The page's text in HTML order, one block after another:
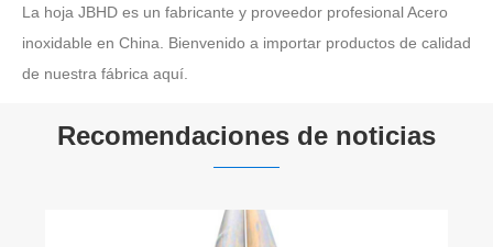
La hoja JBHD es un fabricante y proveedor profesional Acero
inoxidable en China. Bienvenido a importar productos de calidad
de nuestra fábrica aquí.
Recomendaciones de noticias